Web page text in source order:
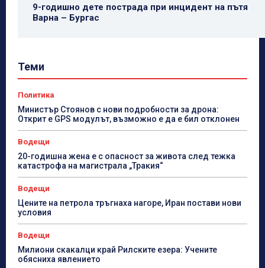
9-годишно дете пострада при инцидент на пътя
Варна – Бургас
Теми
Политика
Министър Стоянов с нови подробности за дрона:
Открит е GPS модулът, възможно е да е бил отклонен
Водещи
20-годишна жена е с опасност за живота след тежка
катастрофа на магистрала „Тракия“
Водещи
Цените на петрола тръгнаха нагоре, Иран постави нови
условия
Водещи
Милиони скакалци край Рилските езера: Учените
обясниха явлението